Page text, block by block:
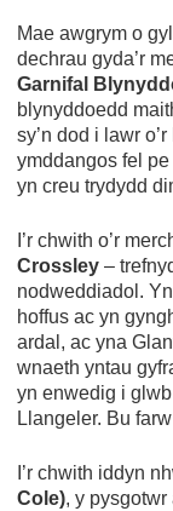
Mae awgrym o
dechrau gyda’r
Garnifal
blynyddoedd
sy’n dod i lawr
ymddangos fel pe
yn creu trydydd
I’r chwith o’r
Crossley –
nodweddiadol.
hoffus ac yn
ardal, ac yna
wnaeth yntau
yn enwedig i
Llangeler. Bu
I’r chwith iddyn
Cole), y pysgotwr